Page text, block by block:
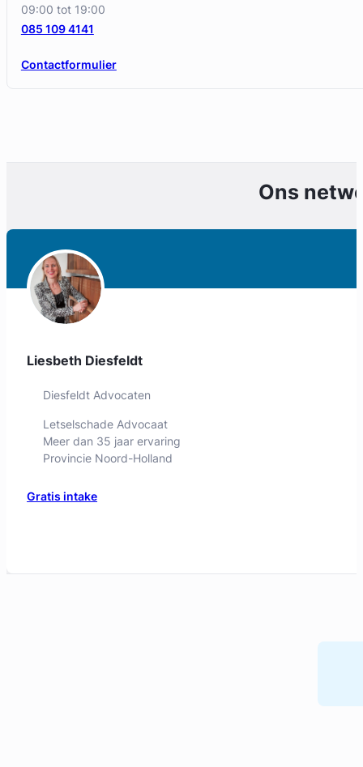
09:00 tot 19:00
Contactformulier
085 109 4141
Ons
Liesbeth Diesfeldt
Diesfeldt Advocaten
Letselschade Advocaat
Meer dan 35 jaar ervaring
Provincie Noord-Holland
Gratis intake